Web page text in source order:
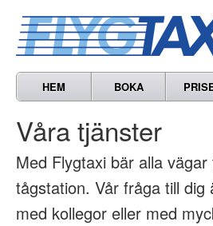
HEM BOKA
Våra tjänster
Med Flygtaxi bär alla
tågstation. Vår fråga till
med kollegor eller med